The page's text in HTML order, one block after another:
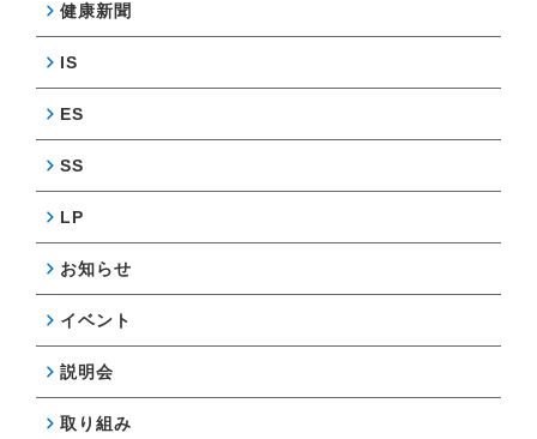
健康新聞
IS
ES
SS
LP
お知らせ
イベント
説明会
取り組み